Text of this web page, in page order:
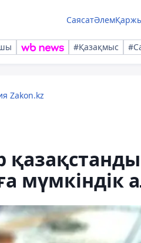
СаясатӘлем
#Қазақмыс
Zakon.kz
мүмкіндік